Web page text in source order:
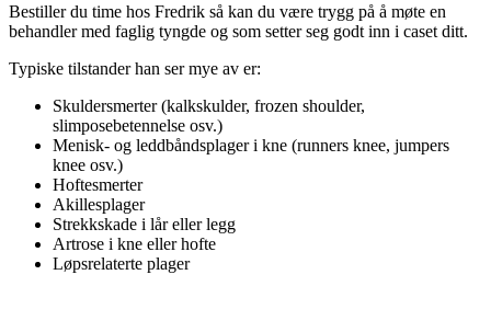
Bestiller du time hos Fredrik så kan du være trygg på å møte en
behandler med faglig tyngde og som setter seg godt inn i caset ditt.
Typiske tilstander han ser mye av er:
Skuldersmerter (kalkskulder, frozen shoulder,
slimposebetennelse osv.)
Menisk- og leddbåndsplager i kne (runners knee, jumpers
knee osv.)
Hoftesmerter
Akillesplager
Strekkskade i lår eller legg
Artrose i kne eller hofte
Løpsrelaterte plager